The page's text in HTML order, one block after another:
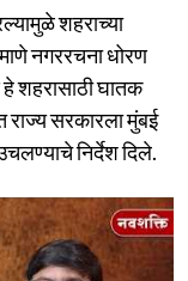
शहराच्या
नगररचना धोरण
घातक
राज्य सरकारला मुंबई
निर्देश दिले.